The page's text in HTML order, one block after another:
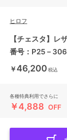
ヒロフ
【チェスタ】レ
番号：P25－
￥46,200 税込
各種特典利用でさらに
￥4,888 OFF